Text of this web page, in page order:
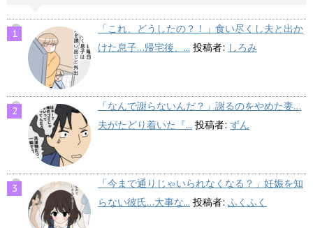
「これ、どうしたの？！」食い尽くし夫と出か
けた息子…帰宅後、... 投稿者: しろみ
「なんで謝らないんだ？」謝るのをやめた妻…
夫がたどり着いた『... 投稿者: ずん
「今まで通りじゃいられなくなる？」妊娠を知
らない彼氏…大事な... 投稿者: ふくふく